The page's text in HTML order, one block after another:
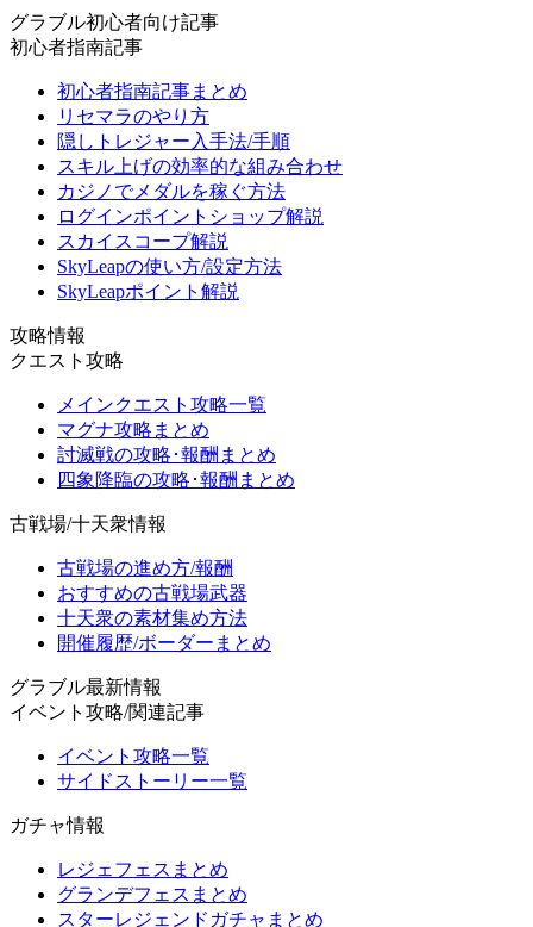
グラブル初心者向け記事
初心者指南記事
初心者指南記事まとめ
リセマラのやり方
隠しトレジャー入手法/手順
スキル上げの効率的な組み合わせ
カジノでメダルを稼ぐ方法
ログインポイントショップ解説
スカイスコープ解説
SkyLeapの使い方/設定方法
SkyLeapポイント解説
攻略情報
クエスト攻略
メインクエスト攻略一覧
マグナ攻略まとめ
討滅戦の攻略･報酬まとめ
四象降臨の攻略･報酬まとめ
古戦場/十天衆情報
古戦場の進め方/報酬
おすすめの古戦場武器
十天衆の素材集め方法
開催履歴/ボーダーまとめ
グラブル最新情報
イベント攻略/関連記事
イベント攻略一覧
サイドストーリー一覧
ガチャ情報
レジェフェスまとめ
グランデフェスまとめ
スターレジェンドガチャまとめ